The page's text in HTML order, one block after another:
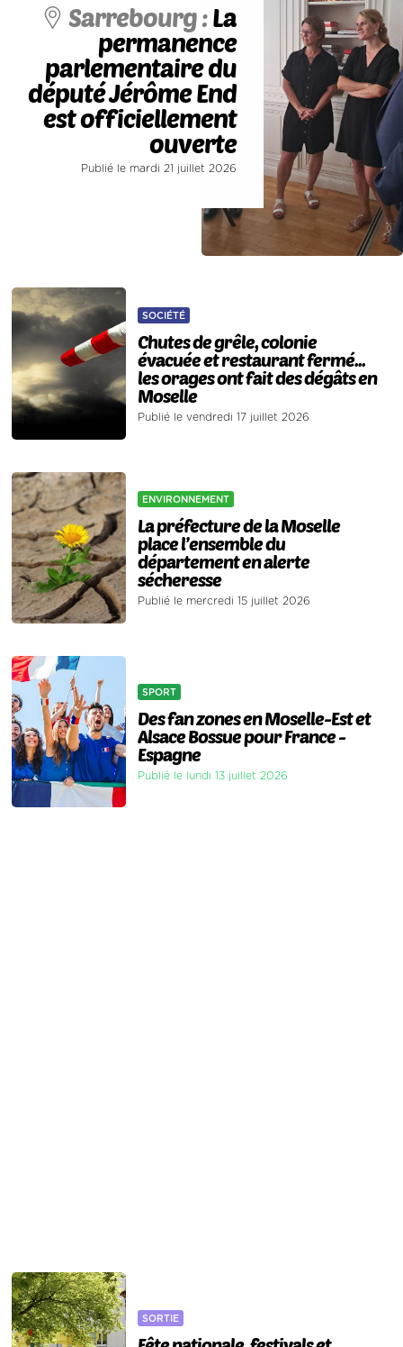
Sarrebourg :La
permanence
parlementaire du
député Jérôme End
est officiellement
ouverte
Publié le mardi 21 juillet 2026
SOCIÉTÉ
Chutes de grêle, colonie
évacuée et restaurant fermé...
les orages ont fait des dégâts en
Moselle
Publié le vendredi 17 juillet 2026
ENVIRONNEMENT
La préfecture de la Moselle
place l’ensemble du
département en alerte
sécheresse
Publié le mercredi 15 juillet 2026
SPORT
Des fan zones en Moselle-Est et
Alsace Bossue pour France -
Espagne
Publié le lundi 13 juillet 2026
SORTIE